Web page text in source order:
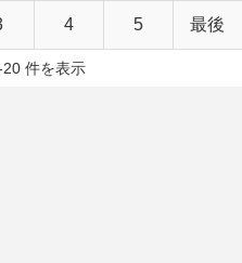
4 5 最後
件を表示